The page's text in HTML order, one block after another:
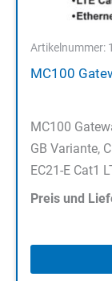
Artikelnummer:
MC100
MC100
GB Variante,
EC21-E Cat1
Preis und